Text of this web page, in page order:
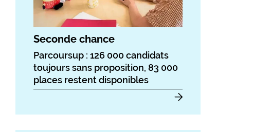
Seconde chance
Parcoursup : 126 000 candidats
toujours sans proposition, 83 000
places restent disponibles